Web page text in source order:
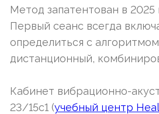
Метод запатентован в 2025
Первый сеанс всегда
определиться с
дистанционный,
Кабинет вибрационно-
23/15с1 (учебный центр